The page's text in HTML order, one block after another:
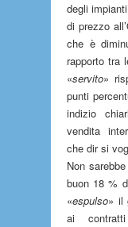
degli
di prezzo
che è
rapporto tra
«servito»
punti
indizio
vendita
che dir si
Non
buon 18 %
«espulso» il
ai